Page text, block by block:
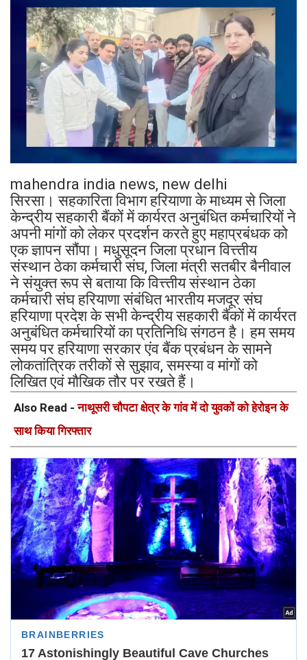
mahendra india news, new delhi
सिरसा। सहकारिता विभाग हरियाणा के माध्यम से जिला
केन्द्रीय सहकारी बैंकों में कार्यरत अनुबंधित कर्मचारियों ने
अपनी मांगों को लेकर प्रदर्शन करते हुए महाप्रबंधक को
एक ज्ञापन सौंपा। मधुसूदन जिला प्रधान वित्त्तीय
संस्थान ठेका कर्मचारी संघ, जिला मंत्री सतबीर बैनीवाल
ने संयुक्त रूप से बताया कि वित्त्तीय संस्थान ठेका
कर्मचारी संघ हरियाणा संबंधित भारतीय मजदूर संघ
हरियाणा प्रदेश के सभी केन्द्रीय सहकारी बैंकों में कार्यरत
अनुबंधित कर्मचारियों का प्रतिनिधि संगठन है। हम समय
समय पर हरियाणा सरकार एंव बैंक प्रबंधन के सामने
लोकतांत्रिक तरीकों से सुझाव, समस्या व मांगों को
लिखित एवं मौखिक तौर पर रखते हैं।
Also Read -नाथूसरी चौपटा क्षेत्र के गांव में दो युवकों को हेरोइन के
साथ किया गिरफ्तार